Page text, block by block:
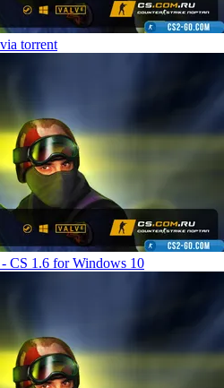
torrent
CS 1.6 for Windows 10